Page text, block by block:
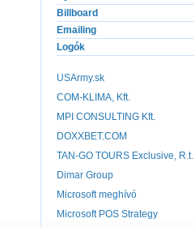
Billboard
Emailing
Logók
USArmy.sk
COM-KLIMA, Kft.
MPI CONSULTING Kft.
DOXXBET.COM
TAN-GO TOURS Exclusive, R.t.
Dimar Group
Microsoft meghívó
Microsoft POS Strategy